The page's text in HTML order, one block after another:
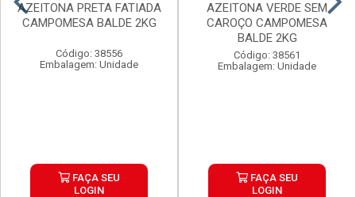
AZEITONA PRETA FATIADA
CAMPOMESA BALDE 2KG
Código: 38556
Embalagem: Unidade
FAÇA SEU
LOGIN
AZEITONA VERDE SEM
CAROÇO CAMPOMESA
BALDE 2KG
Código: 38561
Embalagem: Unidade
FAÇA SEU
LOGIN